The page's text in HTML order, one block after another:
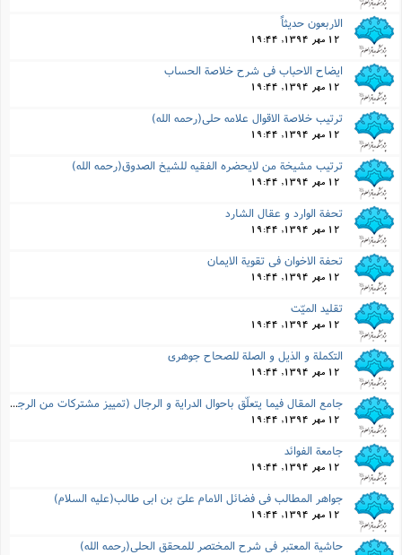
الاربعون حدیثاً
12 مهر 1394, 19:44
ایضاح الاحباب فى شرح خلاصة الحساب
12 مهر 1394, 19:44
ترتیب خلاصة الاقوال علامه حلى(رحمه الله)
12 مهر 1394, 19:44
ترتیب مشیخة من لایحضره الفقیه للشیخ الصدوق(رحمه الله)
12 مهر 1394, 19:44
تحفة الوارد و عقال الشارد
12 مهر 1394, 19:44
تحفة الاخوان فى تقویة الایمان
12 مهر 1394, 19:44
تقلید المیّت
12 مهر 1394, 19:44
التکملة و الذیل و الصلة للصحاح جوهرى
12 مهر 1394, 19:44
جامع المقال فیما یتعلّق باحوال الدرایة و الرجال (تمییز مشترکات من الرجال)
12 مهر 1394, 19:44
جامعة الفوائد
12 مهر 1394, 19:44
جواهر المطالب فى فضائل الامام علىّ بن ابى طالب(علیه السلام)
12 مهر 1394, 19:44
حاشیة المعتبر فى شرح المختصر للمحقق الحلى(رحمه الله)